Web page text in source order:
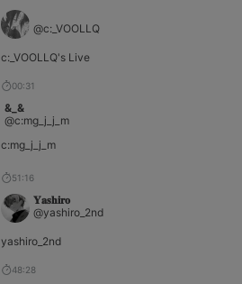
@c:_VOOLLQ
c:_VOOLLQ's Live
00:31
&_&
@c:mg_j_j_m
c:mg_j_j_m
51:16
𝐘𝐚𝐬𝐡𝐢𝐫𝐨
@yashiro_2nd
yashiro_2nd
48:28